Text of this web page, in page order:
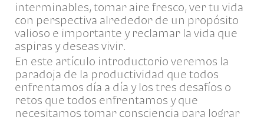
interminables, tomar aire fresco, ver tu vida
con perspectiva alrededor de un propósito
valioso e importante y reclamar la vida que
aspiras y deseas vivir.
En este artículo introductorio veremos la
paradoja de la productividad que todos
enfrentamos día a día y los tres desafíos o
retos que todos enfrentamos y que
necesitamos tomar consciencia para lograr